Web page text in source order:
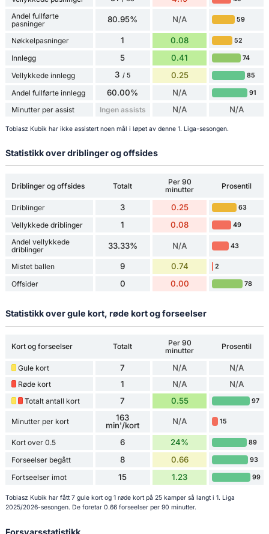
Andel fullførte
pasninger
80.95% N/A 59
Nøkkelpasninger 1 0.08 52
Innlegg 5 0.41 74
Vellykkede innlegg 3 / 5 0.25 85
Andel fullførte innlegg 60.00% N/A 91
Minutter per assist Ingen assists N/A N/A
Tobiasz Kubik har ikke assistert noen mål i løpet av denne 1. Liga-sesongen.
Statistikk over driblinger og offsides
Driblinger og offsides Totalt
Per 90
minutter
Prosentil
Driblinger 3 0.25 63
Vellykkede driblinger 1 0.08 49
Andel vellykkede
driblinger
33.33% N/A 43
Mistet ballen 9 0.74 2
Offsider 0 0.00 78
Statistikk over gule kort, røde kort og forseelser
Kort og forseelser Totalt
Per 90
minutter
Prosentil
Gule kort 7 N/A N/A
Røde kort 1 N/A N/A
Totalt antall kort 7 0.55 97
Minutter per kort
163
min'/kort
N/A 15
Kort over 0.5 6 24% 89
Forseelser begått 8 0.66 93
Fortseelser imot 15 1.23 99
Tobiasz Kubik har fått 7 gule kort og 1 røde kort på 25 kamper så langt i 1. Liga
2025/2026-sesongen. De foretar 0.66 forseelser per 90 minutter.
Forsvarsstatistikk